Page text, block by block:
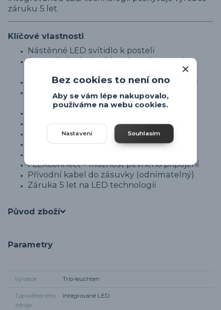
záruku 5 let.
Klíčové vlastnosti
Nástěnné LED svítidlo k posteli
2 světelné zdroje – hlavní světlo + čtecí
Nezávislé ovládání pomocí dvou vypínačů
Světelný tok: 600 lm (hlavní) + 200 lm
(bodovka)
Teplota světla: 3000K (teplá bílá)
Nastavitelná čtecí bodovka
Materiál: kov
Barva: matná černá
FLEXconnect – možnost pevného připojení
Přívodní kabel do zásuvky (odnímatelný)
Záruka 5 let na LED technologii
Původ zboží
Parametry
Výrobce Trio-leuchten
Typ světelného
zdroje
integrované LED
Bez cookies to není ono
Aby se vám lépe nakupovalo,
používáme na webu cookies.
Nastavení Souhlasím